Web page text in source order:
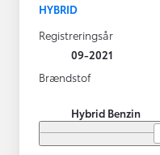
HYBRID
Registreringsår
09-2021
Brændstof
Hybrid Benzin